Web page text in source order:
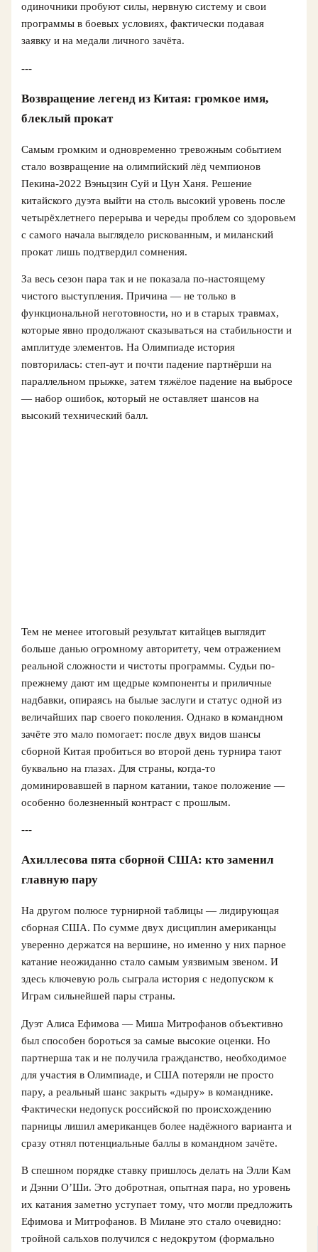
одиночники пробуют силы, нервную систему и свои
программы в боевых условиях, фактически подавая
заявку и на медали личного зачёта.
---
Возвращение легенд из Китая: громкое имя,
блеклый прокат
Самым громким и одновременно тревожным событием
стало возвращение на олимпийский лёд чемпионов
Пекина-2022 Вэньцзин Суй и Цун Ханя. Решение
китайского дуэта выйти на столь высокий уровень после
четырёхлетнего перерыва и череды проблем со здоровьем
с самого начала выглядело рискованным, и миланский
прокат лишь подтвердил сомнения.
За весь сезон пара так и не показала по-настоящему
чистого выступления. Причина — не только в
функциональной неготовности, но и в старых травмах,
которые явно продолжают сказываться на стабильности и
амплитуде элементов. На Олимпиаде история
повторилась: степ-аут и почти падение партнёрши на
параллельном прыжке, затем тяжёлое падение на выбросе
— набор ошибок, который не оставляет шансов на
высокий технический балл.
Тем не менее итоговый результат китайцев выглядит
больше данью огромному авторитету, чем отражением
реальной сложности и чистоты программы. Судьи по-
прежнему дают им щедрые компоненты и приличные
надбавки, опираясь на былые заслуги и статус одной из
величайших пар своего поколения. Однако в командном
зачёте это мало помогает: после двух видов шансы
сборной Китая пробиться во второй день турнира тают
буквально на глазах. Для страны, когда-то
доминировавшей в парном катании, такое положение —
особенно болезненный контраст с прошлым.
---
Ахиллесова пята сборной США: кто заменил
главную пару
На другом полюсе турнирной таблицы — лидирующая
сборная США. По сумме двух дисциплин американцы
уверенно держатся на вершине, но именно у них парное
катание неожиданно стало самым уязвимым звеном. И
здесь ключевую роль сыграла история с недопуском к
Играм сильнейшей пары страны.
Дуэт Алиса Ефимова — Миша Митрофанов объективно
был способен бороться за самые высокие оценки. Но
партнерша так и не получила гражданство, необходимое
для участия в Олимпиаде, и США потеряли не просто
пару, а реальный шанс закрыть «дыру» в команднике.
Фактически недопуск российской по происхождению
парницы лишил американцев более надёжного варианта и
сразу отнял потенциальные баллы в командном зачёте.
В спешном порядке ставку пришлось делать на Элли Кам
и Дэнни О’Ши. Это добротная, опытная пара, но уровень
их катания заметно уступает тому, что могли предложить
Ефимова и Митрофанов. В Милане это стало очевидно:
тройной сальхов получился с недокрутом (формально